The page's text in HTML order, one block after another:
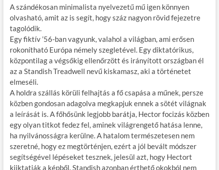
A szándékosan minimalista nyelvezetű mű igen könnyen
olvasható, amit az is segít, hogy száz nagyon rövid fejezetre
tagolódik.
Egy fiktív ’56-ban vagyunk, valahol a világban, ami erősen
rokonítható Európa némely szegletével. Egy diktatórikus,
központilag a végsőkig ellenőrzött és irányított országban él
az a Standish Treadwell nevű kiskamasz, aki a történetet
elmeséli.
A holdra szállás körüli felhajtás a fő csapása a műnek, persze
közben gondosan adagolva megkapjuk ennek a sötét világnak
a leírását is. A főhősünk legjobb barátja, Hector focizás közben
egy olyan titkot fedez fel, aminek világrengető hatása lenne,
ha nyilvánosságra kerülne. A hatalom természetesen nem
szeretné, hogy ez megtörténjen, ezért a jól bevált módszer
segítségével lépéseket tesznek, jelesül azt, hogy Hectort
kiiktatják a képből. Standish azonban érthető okokból nem